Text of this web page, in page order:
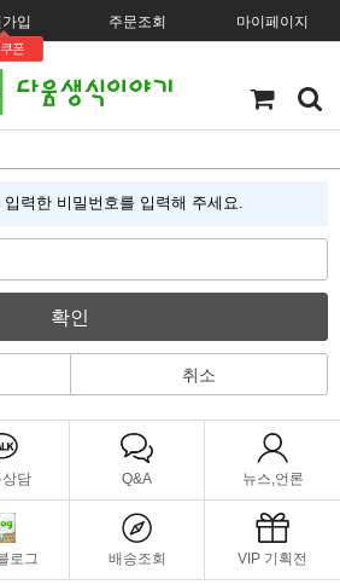
입
폰
주문조회 마이페이지
력한 비밀번호를 입력해 주세요.
확인
취소
담 Q&A 뉴스,언론
로그 배송조회 VIP 기획전